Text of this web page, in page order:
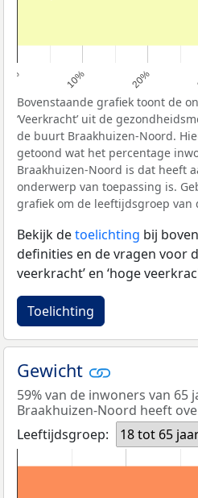
0% 10% 20%
Bovenstaande grafiek toont de
‘Veerkracht’ uit de
de buurt Braakhuizen-Noord.
getoond wat het percentage
Braakhuizen-Noord is dat heeft
onderwerp van toepassing is.
grafiek om de leeftijdsgroep van
Bekijk detoelichting bij
definities en de vragen voor
veerkracht’ en ‘hoge
Toelichting
Gewicht
59% van de inwoners van
Braakhuizen-Noord heeft
Leeftijdsgroep:
18 tot 65